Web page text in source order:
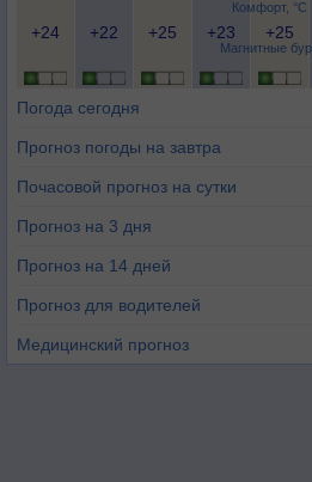
Комфорт, °C
Магнитные
+24 +22 +25 +23 +25
Погода сегодня
Прогноз погоды на завтра
Почасовой прогноз на сутки
Прогноз на 3 дня
Прогноз на 14 дней
Прогноз для водителей
Медицинский прогноз